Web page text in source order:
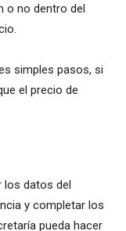
o no dentro del
simples pasos, si
el precio de
los datos del
y completar los
pueda hacer